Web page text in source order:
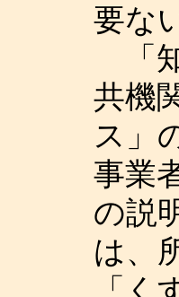
要な
「
共機
ス」
事業
の説
は、